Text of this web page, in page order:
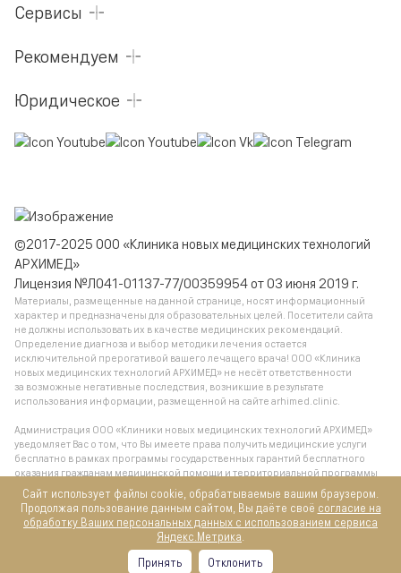
Сервисы
Рекомендуем
Юридическое
©2017-2025 ООО «Клиника новых медицинских технологий
АРХИМЕД»
Лицензия №Л041-01137-77/00359954 от 03 июня 2019 г.
Материалы, размещенные на данной странице, носят информационный
характер и предназначены для образовательных целей. Посетители сайта
не должны использовать их в качестве медицинских рекомендаций.
Определение диагноза и выбор методики лечения остается
исключительной прерогативой вашего лечащего врача! ООО «Клиника
новых медицинских технологий АРХИМЕД» не несёт ответственности
за возможные негативные последствия, возникшие в результате
использования информации, размещенной на сайте arhimed.clinic.
Администрация ООО «Клиники новых медицинских технологий АРХИМЕД»
уведомляет Вас о том, что Вы имеете права получить медицинские услуги
бесплатно в рамках программы государственных гарантий бесплатного
оказания гражданам медицинской помощи и территориальной программы
государственных гарантий бесплатного оказания гражданам медицинской
помощи, обратившись в поликлинику по месту жительства.
Все услуги предназначены для лиц старше 18 лет
Сайт использует файлы cookie, обрабатываемые вашим браузером.
Продолжая пользование данным сайтом, Вы даёте своё согласие на
обработку Ваших персональных данных с использованием сервиса
Яндекс.Метрика
Принять
Отклонить